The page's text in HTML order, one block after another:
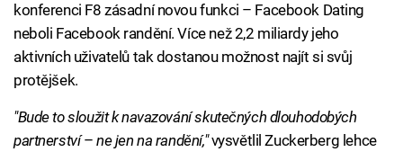
konferenci F8 zásadní novou funkci – Facebook Dating
neboli Facebook randění. Více než 2,2 miliardy jeho
aktivních uživatelů tak dostanou možnost najít si svůj
protějšek.
"Bude to sloužit k navazování skutečných dlouhodobých
partnerství– ne jen na randění,"vysvětlil Zuckerberg lehce